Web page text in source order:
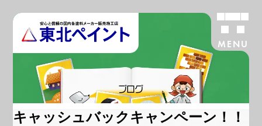
MENU
ブログ
キャッシュバックキャンペーン！！